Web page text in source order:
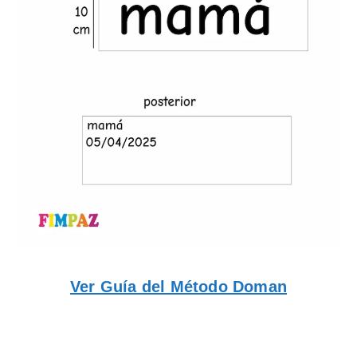
Ver Guía del Método Doman